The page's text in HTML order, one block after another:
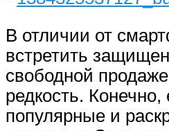
В отличии от
встретить
свободной
редкость. Конечно,
популярные и